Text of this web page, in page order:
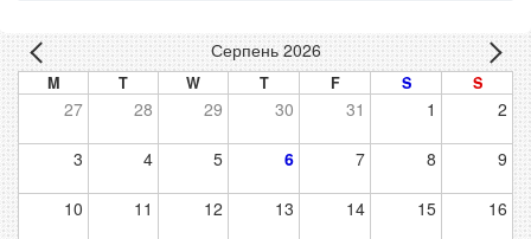
Серпень 2026
M T W T F S S
27 28 29 30 31 1 2
3 4 5 6 7 8 9
10 11 12 13 14 15 16